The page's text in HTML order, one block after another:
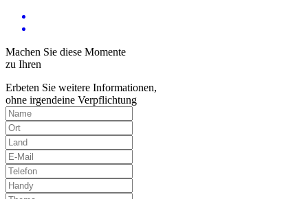
Machen Sie diese Momente
zu Ihren
Erbeten Sie weitere Informationen,
ohne irgendeine Verpflichtung